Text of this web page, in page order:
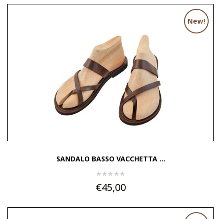
New!
SANDALO BASSO VACCHETTA ...
€45,00